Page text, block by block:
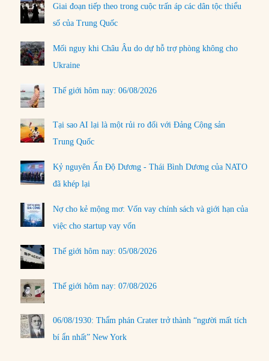
Giai đoạn tiếp theo trong cuộc trấn áp các dân tộc thiểu
số của Trung Quốc
Mối nguy khi Châu Âu do dự hỗ trợ phòng không cho
Ukraine
Thế giới hôm nay: 06/08/2026
Tại sao AI lại là một rủi ro đối với Đảng Cộng sản
Trung Quốc
Kỷ nguyên Ấn Độ Dương - Thái Bình Dương của NATO
đã khép lại
Nợ cho kẻ mộng mơ: Vốn vay chính sách và giới hạn của
việc cho startup vay vốn
Thế giới hôm nay: 05/08/2026
Thế giới hôm nay: 07/08/2026
06/08/1930: Thẩm phán Crater trở thành “người mất tích
bí ẩn nhất” New York